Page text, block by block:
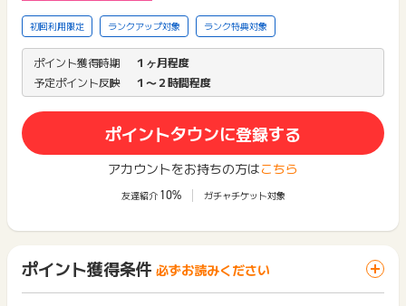
初回利用限定 ランクアップ対象 ランク特典対象
ポイント獲得時期
１ヶ月程度
予定ポイント反映
１〜２時間程度
ポイントタウンに登録する
アカウントをお持ちの方はこちら
友達紹介 10% ガチャチケット対象
ポイント獲得条件 必ずお読みください